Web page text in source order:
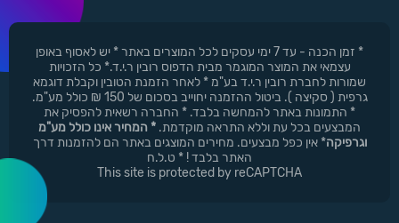
* זמן הכנה - עד 7 ימי עסקים לכל המוצרים באתר * יש לאסוף באופן
עצמאי את המוצר המוגמר מבית הדפוס רובין ר.י.ד.* כל הזכויות
שמורות לחברת רובין ר.י.ד בע"מ * לאחר הזמנת הטובין וקבלת דוגמא
גרפית ( סקיצה ). ביטול ההזמנה יחוייב בסכום של 150 ₪ כולל מע"מ.
* התמונות באתר להמחשה בלבד. * החברה רשאית להפסיק את
המבצעים בכל עת וללא התראה מוקדמת. * המחיר אינו כולל מע"מ
וגרפיקה* אין כפל מבצעים. מחירים המוצגים באתר הם להזמנות דרך
האתר בלבד ! * ט.ל.ח
This site is protected by reCAPTCHA